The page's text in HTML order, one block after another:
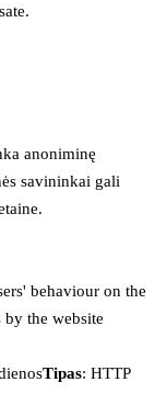
anoniminę
savininkai gali
behaviour on the
the website
Tipas: HTTP